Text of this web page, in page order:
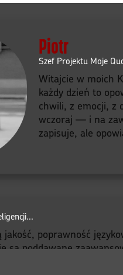
Piotr
Szef Projektu Moje
Witajcie w moich
każdy dzień to
chwili, z emocji, z
wczoraj — i na
zapisuje, ale
jakość, poprawność
są poddawane